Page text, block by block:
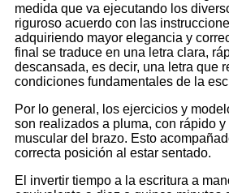
medida que va ejecutando los
riguroso acuerdo con las
adquiriendo mayor elegancia y
final se traduce en una letra clara,
descansada, es decir, una letra que
condiciones fundamentales de la
Por lo general, los ejercicios y
son realizados a pluma, con rápido
muscular del brazo. Esto
correcta posición al estar sentado.
El invertir tiempo a la escritura a